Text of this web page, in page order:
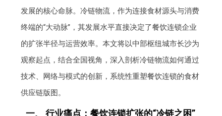
发展的核心命脉。冷链物流，作为连接食材源头与消费
终端的“大动脉”，其发展水平直接决定了餐饮连锁企业
的扩张半径与运营效率。本文将以中部枢纽城市长沙为
观察起点，结合全国视角，深入剖析冷链物流如何通过
技术、网络与模式的创新，系统性重塑餐饮连锁的食材
供应链版图。
一、 行业痛点：餐饮连锁扩张的“冷链之困”